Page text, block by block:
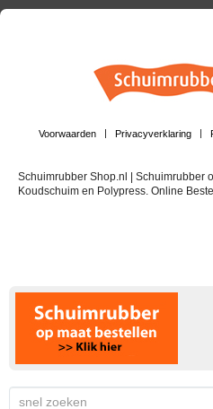
Voorwaarden Privacyverklaring
Schuimrubber Shop.nl | Schuimrubber
Koudschuim en Polypress. Online